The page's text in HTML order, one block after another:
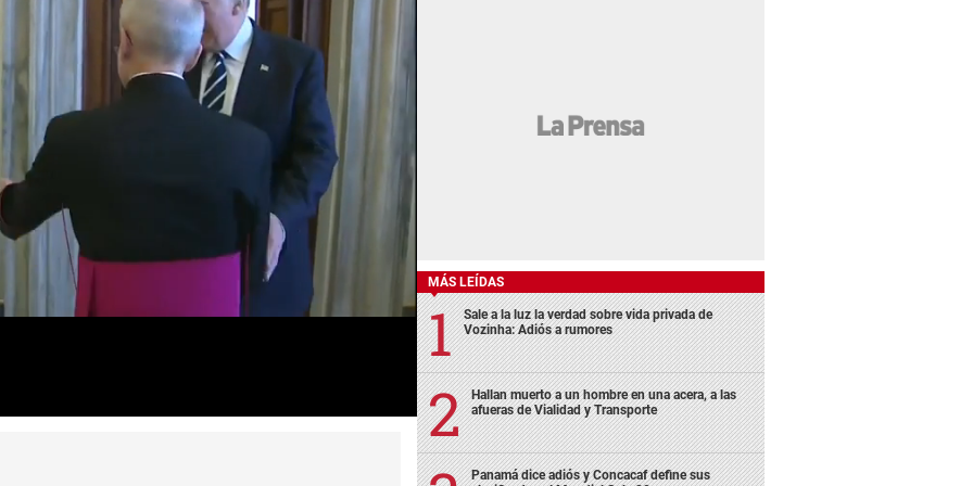
MÁS LEÍDAS
Sale a la luz la verdad sobre vida privada de
Vozinha: Adiós a rumores
Hallan muerto a un hombre en una acera, a las
afueras de Vialidad y Transporte
Panamá dice adiós y Concacaf define sus